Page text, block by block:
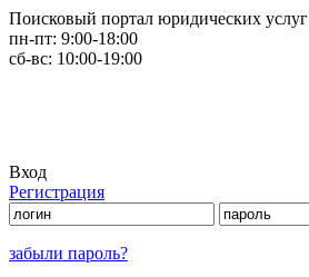
Поисковый портал юридических услуг
пн-пт: 9:00-18:00
сб-вс: 10:00-19:00
Вход
Регистрация
забыли пароль?